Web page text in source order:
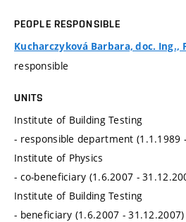
PEOPLE RESPONSIBLE
Kucharczyková Barbara, doc. Ing.,
responsible
UNITS
Institute of Building Testing
- responsible department (1.1.1989
Institute of Physics
- co-beneficiary (1.6.2007 -
Institute of Building Testing
- beneficiary (1.6.2007 - 31.12.2007)